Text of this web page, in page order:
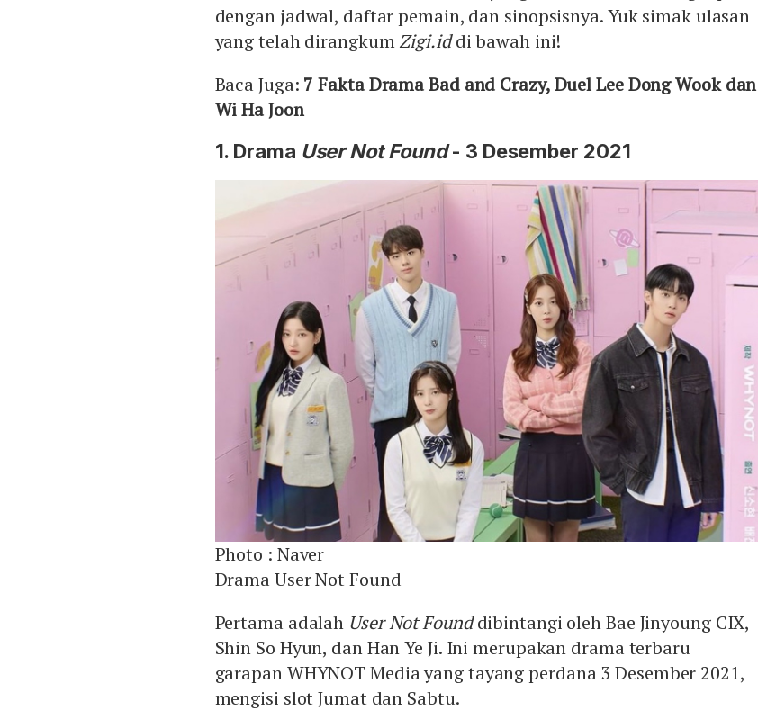
dengan jadwal, daftar pemain, dan sinopsisnya. Yuk simak ulasan
yang telah dirangkumZigi.iddi bawah ini!
Baca Juga: 7 Fakta Drama Bad and Crazy, Duel Lee Dong Wook dan
Wi Ha Joon
1. Drama User Not Found- 3 Desember 2021
Photo : Naver
Drama User Not Found
Pertama adalah User Not Founddibintangi oleh Bae Jinyoung CIX,
Shin So Hyun, dan Han Ye Ji. Ini merupakan drama terbaru
garapan WHYNOT Media yang tayang perdana 3 Desember 2021,
mengisi slot Jumat dan Sabtu.